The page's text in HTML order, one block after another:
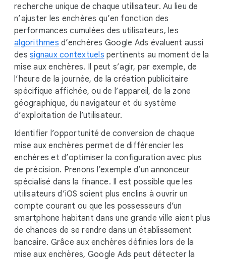
recherche unique de chaque utilisateur. Au lieu de
n’ajuster les enchères qu’en fonction des
performances cumulées des utilisateurs, les
algorithmes d’enchères Google Ads évaluent aussi
des signaux contextuels pertinents au moment de la
mise aux enchères. Il peut s’agir, par exemple, de
l’heure de la journée, de la création publicitaire
spécifique affichée, ou de l’appareil, de la zone
géographique, du navigateur et du système
d’exploitation de l’utilisateur.
Identifier l’opportunité de conversion de chaque
mise aux enchères permet de différencier les
enchères et d’optimiser la configuration avec plus
de précision. Prenons l’exemple d’un annonceur
spécialisé dans la finance. Il est possible que les
utilisateurs d’iOS soient plus enclins à ouvrir un
compte courant ou que les possesseurs d’un
smartphone habitant dans une grande ville aient plus
de chances de se rendre dans un établissement
bancaire. Grâce aux enchères définies lors de la
mise aux enchères, Google Ads peut détecter la